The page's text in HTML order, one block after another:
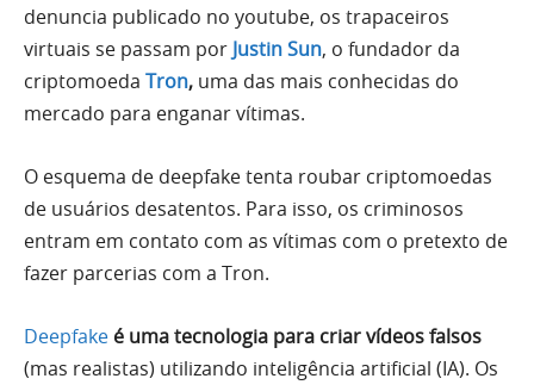
denuncia publicado no youtube, os trapaceiros
virtuais se passam por Justin Sun, o fundador da
criptomoeda Tron, uma das mais conhecidas do
mercado para enganar vítimas.
O esquema de deepfake tenta roubar criptomoedas
de usuários desatentos. Para isso, os criminosos
entram em contato com as vítimas com o pretexto de
fazer parcerias com a Tron.
Deepfake é uma tecnologia para criar vídeos falsos
(mas realistas) utilizando inteligência artificial (IA). Os